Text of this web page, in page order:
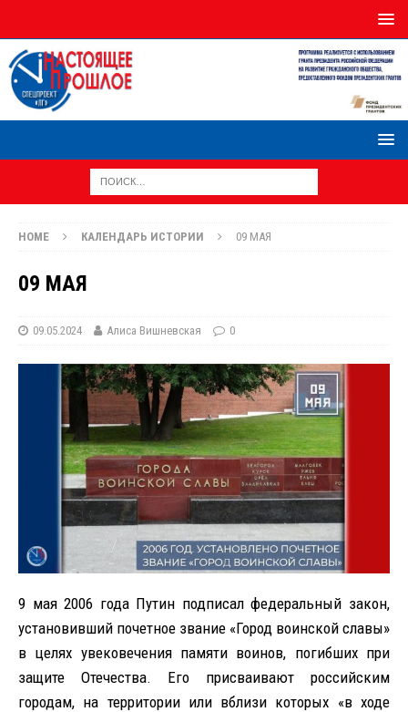
HOME КАЛЕНДАРЬ ИСТОРИИ 09 МАЯ
09 МАЯ
09.05.2024 Алиса Вишневская 0
9 мая 2006 года Путин подписал федеральный закон,
установивший почетное звание «Город воинской славы»
в целях увековечения памяти воинов, погибших при
защите Отечества. Его присваивают российским
городам, на территории или вблизи которых «в ходе